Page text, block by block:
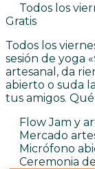
Todos los
Gratis
Todos los
sesión de yoga
artesanal, da
abierto o suda
tus amigos.
Flow Jam y
Mercado
Micrófono
Ceremonia